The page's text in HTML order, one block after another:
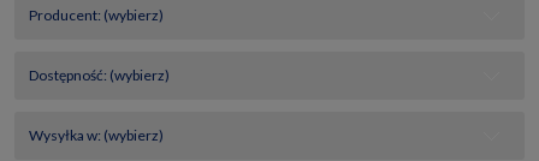
Producent: (wybierz)
Dostępność: (wybierz)
Wysyłka w: (wybierz)